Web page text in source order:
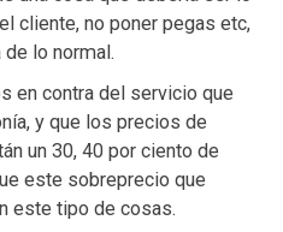
cliente, no poner pegas etc,
lo normal.
en contra del servicio que
y que los precios de
un 30, 40 por ciento de
este sobreprecio que
este tipo de cosas.